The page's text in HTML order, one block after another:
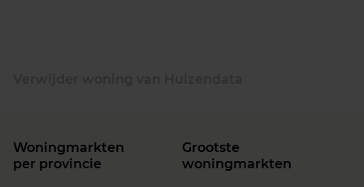
Woningmarkten
per provincie
Grootste
woningmarkten